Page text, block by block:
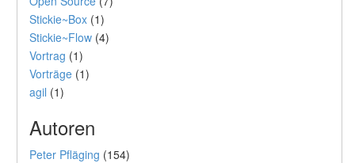
Stickie~Box (1)
Stickie~Flow (4)
Vortrag (1)
Vorträge (1)
agil (1)
Autoren
Peter Pfläging (154)